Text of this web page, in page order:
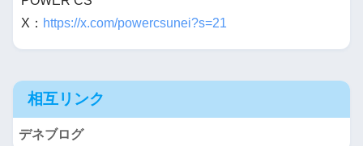
X： https://x.com/powercsunei?s=21
相互リンク
デネブログ